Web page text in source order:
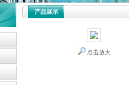
产品展示
点击放大